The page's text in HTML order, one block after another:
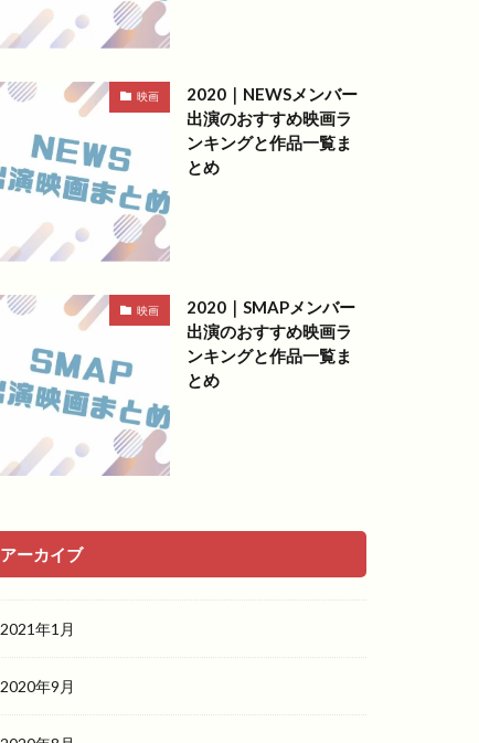
映画
2020｜NEWSメンバー
出演のおすすめ映画ラ
ンキングと作品一覧ま
とめ
映画
2020｜SMAPメンバー
出演のおすすめ映画ラ
ンキングと作品一覧ま
とめ
アーカイブ
2021年1月
2020年9月